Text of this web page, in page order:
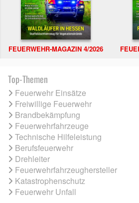
FEUERWEHR-MAGAZIN 4/2026
Top-Themen
Feuerwehr Einsätze
Freiwillige Feuerwehr
Brandbekämpfung
Feuerwehrfahrzeuge
Technische Hilfeleistung
Berufsfeuerwehr
Drehleiter
Feuerwehrfahrzeughersteller
Katastrophenschutz
Feuerwehr Unfall